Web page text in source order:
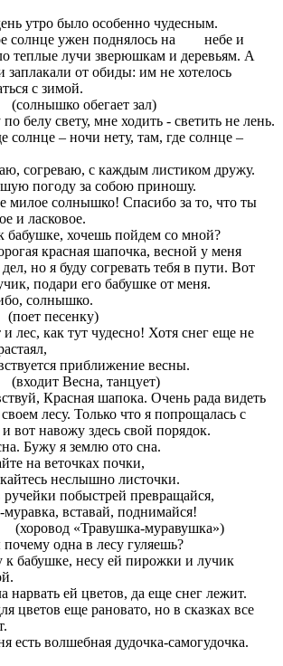
утро было особенно чудесным.
солнце ужен поднялось на небе и
теплые лучи зверюшкам и деревьям. А
заплакали от обиды: им не хотелось
с зимой.
обегает зал)
свету, мне ходить - светить не лень.
нету, там, где солнце –
с каждым листиком дружу.
за собою приношу.
солнышко! Спасибо за то, что ты
и ласковое.
пойдем со мной?
красная шапочка, весной у меня
но я буду согревать тебя в пути. Вот
подари его бабушке от меня.
солнышко.
как тут чудесно! Хотя снег еще не
весны.
танцует)
шапока. Очень рада видеть
своем лесу. Только что я попрощалась с
вот навожу здесь свой порядок.
землю ото сна.
почки,
листочки.
превращайся,
поднимайся!
муравушка»)
одна в лесу гуляешь?
бабушке, несу ей пирожки и лучик
цветов, да еще снег лежит.
еще рановато, но в сказках все
дудочка-самогудочка.